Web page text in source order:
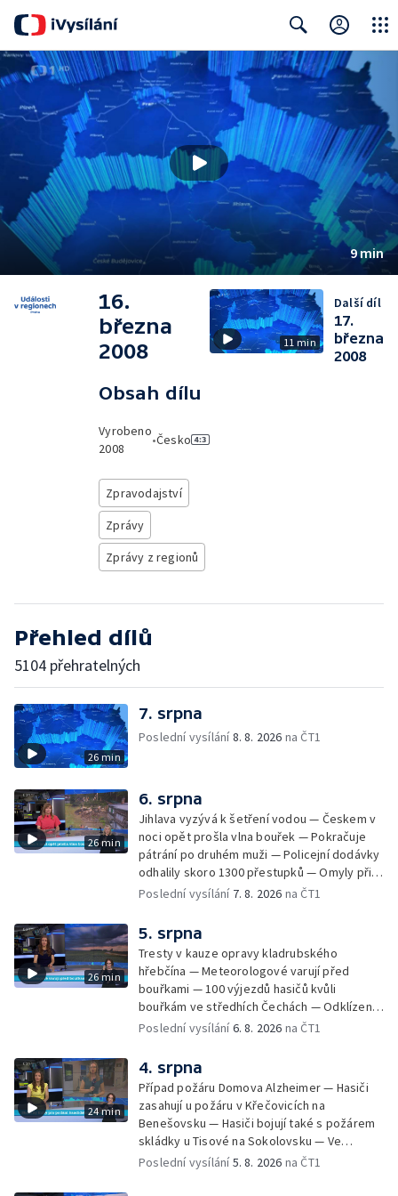
Search Close
9 min
16.
března
2008
Obsah dílu
Vyrobeno
2008
•Česko
Zpravodajství
Zprávy
Zprávy z regionů
11 min
Další díl
17.
března
2008
Přehled dílů
5104 přehratelných
26 min
7. srpna
Poslední vysílání8. 8. 2026 na ČT1
26 min
6. srpna
Jihlava vyzývá k šetření vodou — Českem v
noci opět prošla vlna bouřek — Pokračuje
pátrání po druhém muži — Policejní dodávky
odhalily skoro 1300 přestupků — Omyly při
nouzovém volání o pomoc — Hradec Králové
rekord v hromadném seskoku parašutistů —
Chovné rybníky na Českolipsku pustoší
vydry — Instalace nové sochy v Mariánských
Lázních — Sedmiletý trest za dotační
podvod s projektem Technologického parku
v Písku — Dětský tábor na Brutal Assault —
Turistická trasa Svatojánské proudy zůstává
— Cestování za pozorováním noční oblohy
Poslední vysílání 7. 8. 2026 na ČT1
26 min
5. srpna
Tresty v kauze opravy kladrubského
hřebčína — Meteorologové varují před
bouřkami — 100 výjezdů hasičů kvůli
bouřkám ve středhích Čechách — Odklízení
škod po bouřkách — Hasiči likvidovali
Václavském náměstí — Necelý kilometr řeky
Otavy u šumavského Annína je téměř bez
vody — Pátrání po dvou mužích na jezeře
Most — Tábor pro děti odsouzených — Tábor
pomáhá dětem orientovat se na trhu práce
— Začal festival Brutal Assault — Cyklysta
spadl v Karlvoych Varech do řeky —
Poslední vysílání6. 8. 2026 na ČT1
24 min
4. srpna
Případ požáru Domova Alzheimer — Hasiči
zasahují u požáru v Křečovicích na
Benešovsku — Hasiči bojují také s požárem
skládky u Tisové na Sokolovsku — Ve
Strážnici na Hodonínsku padl další teplotní
Poslední vysílání5. 8. 2026 na ČT1